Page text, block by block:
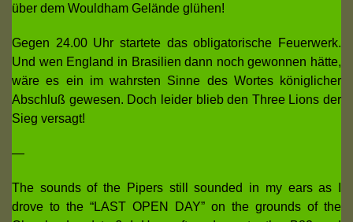
über dem Wouldham Gelände glühen!
Gegen 24.00 Uhr startete das obligatorische Feuerwerk.
Und wen England in Brasilien dann noch gewonnen hätte,
wäre es ein im wahrsten Sinne des Wortes königlicher
Abschluß gewesen. Doch leider blieb den Three Lions der
Sieg versagt!
—
The sounds of the Pipers still sounded in my ears as I
drove to the “LAST OPEN DAY” on the grounds of the